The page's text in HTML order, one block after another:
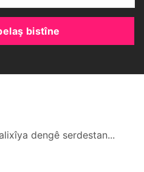
bistîne
dengê serdestan...